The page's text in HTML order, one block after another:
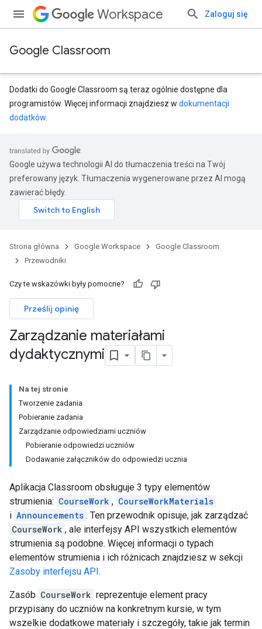
Workspace Zaloguj się
Google Classroom
Dodatki do Google Classroom są teraz ogólnie dostępne dla
programistów. Więcej informacji znajdziesz w dokumentacji
dodatków
Google używa technologii AI do tłumaczenia treści na Twój
preferowany język. Tłumaczenia wygenerowane przez AI mogą
zawierać błędy.
Strona główna Google Workspace
Google Classroom
Przewodniki
Czy te wskazówki były pomocne?
Prześlij opinię
Zarządzanie materiałami
dydaktycznymi
Na tej stronie
Tworzenie zadania
Pobieranie zadania
Zarządzanie odpowiedziami uczniów
Pobieranie odpowiedzi uczniów
Dodawanie załączników do odpowiedzi ucznia
Aplikacja Classroom obsługuje 3 typy elementów
strumienia: CourseWork , CourseWorkMaterials
i Announcements . Ten przewodnik opisuje, jak zarządzać
CourseWork , ale interfejsy API wszystkich elementów
strumienia są podobne. Więcej informacji o typach
elementów strumienia i ich różnicach znajdziesz w sekcji
Zasoby interfejsu API.
Zasób CourseWork reprezentuje element pracy
przypisany do uczniów na konkretnym kursie, w tym
wszelkie dodatkowe materiały i szczegóły, takie jak termin